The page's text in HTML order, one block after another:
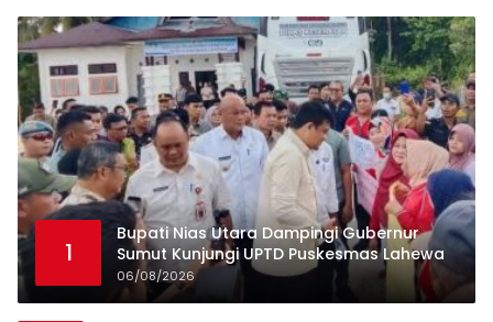
1
Bupati Nias Utara Dampingi Gubernur
Sumut Kunjungi UPTD Puskesmas Lahewa
06/08/2026